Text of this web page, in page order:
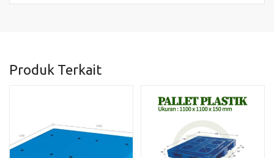
Produk Terkait